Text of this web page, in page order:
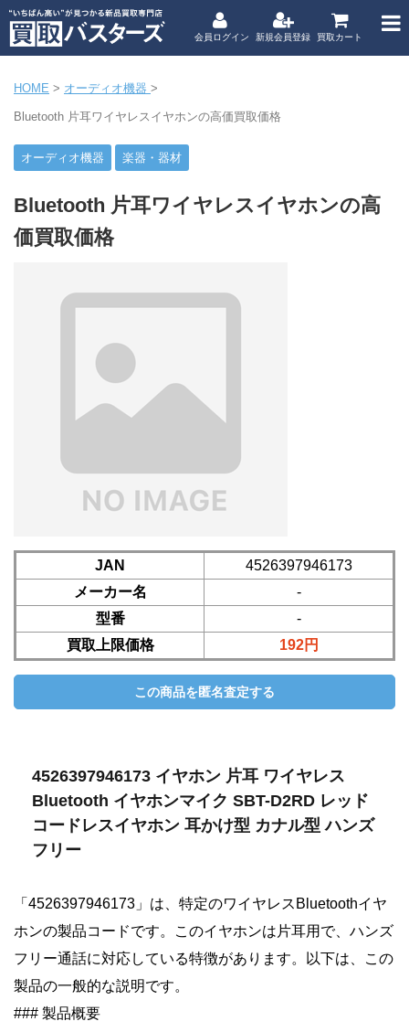
会員ログイン 新規会員登録 買取カート
HOME > オーディオ機器 >
Bluetooth 片耳ワイヤレスイヤホンの高価買取価格
オーディオ機器 楽器・器材
Bluetooth 片耳ワイヤレスイヤホンの高
価買取価格
JAN
4526397946173
メーカー名
-
型番
-
買取上限価格
192円
4526397946173 イヤホン 片耳 ワイヤレス
Bluetooth イヤホンマイク SBT-D2RD レッド
コードレスイヤホン 耳かけ型 カナル型 ハンズ
フリー
「4526397946173」は、特定のワイヤレスBluetoothイヤ
ホンの製品コードです。このイヤホンは片耳用で、ハンズ
フリー通話に対応している特徴があります。以下は、この
製品の一般的な説明です。
### 製品概要